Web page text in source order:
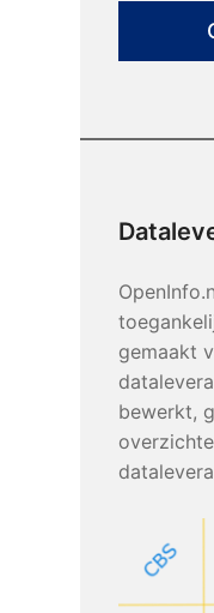
gemaakt
bewerkt,